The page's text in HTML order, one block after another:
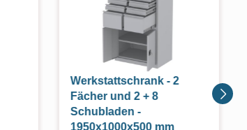
Werkstattschrank - 2
Fächer und 2 + 8
Schubladen -
1950x1000x500 mm